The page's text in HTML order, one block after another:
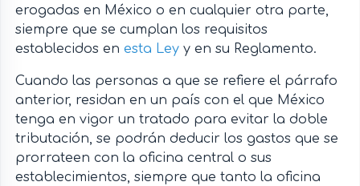
erogadas en México o en cualquier otra parte,
siempre que se cumplan los requisitos
establecidos en esta Leyy en su Reglamento.
Cuando las personas a que se refiere el párrafo
anterior, residan en un país con el que México
tenga en vigor un tratado para evitar la doble
tributación, se podrán deducir los gastos que se
prorrateen con la oficina central o sus
establecimientos, siempre que tanto la oficina